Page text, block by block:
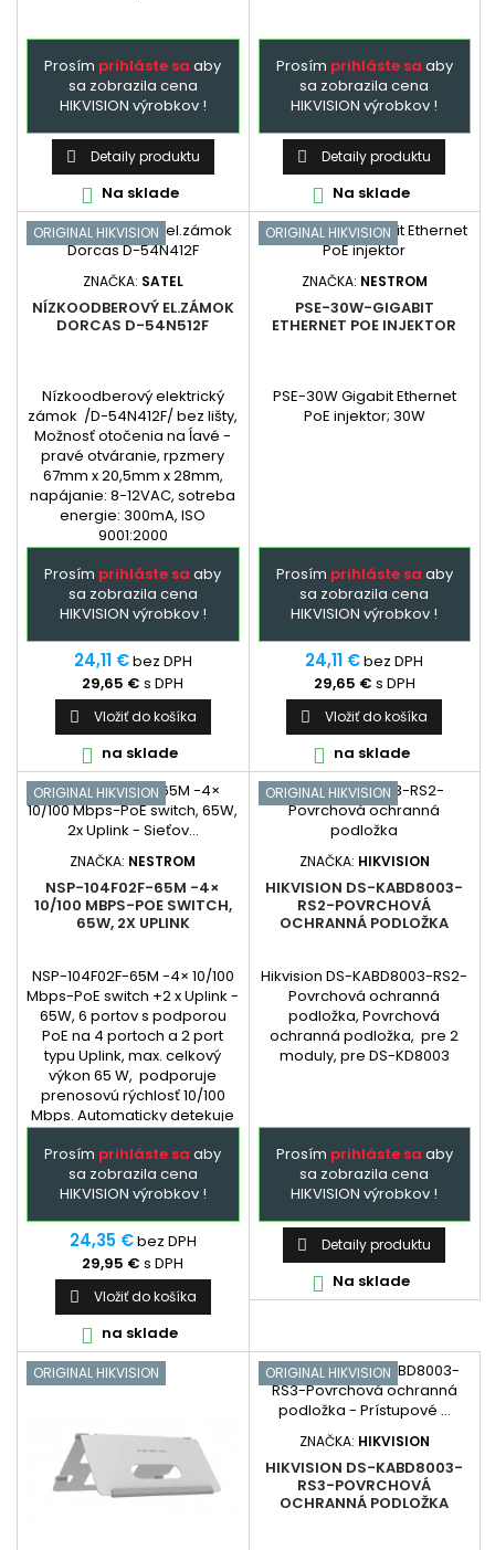
Prosím prihláste sa aby
sa zobrazila cena
HIKVISION výrobkov !
 Detaily produktu
 Na sklade
Prosím prihláste sa aby
sa zobrazila cena
HIKVISION výrobkov !
 Detaily produktu
 Na sklade
ORIGINAL HIKVISION
ZNAČKA: SATEL
NÍZKOODBEROVÝ EL.ZÁMOK
DORCAS D-54N512F
Nízkoodberový elektrický
zámok /D-54N412F/ bez lišty,
Možnosť otočenia na ĺavé -
pravé otváranie, rpzmery
67mm x 20,5mm x 28mm,
napájanie: 8-12VAC, sotreba
energie: 300mA, ISO
9001:2000
Prosím prihláste sa aby
sa zobrazila cena
HIKVISION výrobkov !
24,11 €bez DPH
29,65 € s DPH
 Vložiť do košíka
 na sklade
ORIGINAL HIKVISION
ZNAČKA: NESTROM
PSE-30W-GIGABIT
ETHERNET POE INJEKTOR
PSE-30W Gigabit Ethernet
PoE injektor; 30W
Prosím prihláste sa aby
sa zobrazila cena
HIKVISION výrobkov !
24,11 €bez DPH
29,65 € s DPH
 Vložiť do košíka
 na sklade
ORIGINAL HIKVISION
ZNAČKA: NESTROM
NSP-104F02F-65M -4×
10/100 MBPS-POE SWITCH,
65W, 2X UPLINK
NSP-104F02F-65M -4× 10/100
Mbps-PoE switch +2 x Uplink -
65W, 6 portov s podporou
PoE na 4 portoch a 2 port
typu Uplink, max. celkový
výkon 65 W, podporuje
prenosovú rýchlosť 10/100
Mbps. Automaticky detekuje
podporujúce PoE normu
802.3af / at (max.8,5W / port)
a to na portoch 1 až 4, port
nepodporuje PoE.
Prosím prihláste sa aby
sa zobrazila cena
HIKVISION výrobkov !
24,35 €bez DPH
29,95 € s DPH
 Vložiť do košíka
 na sklade
ORIGINAL HIKVISION
ZNAČKA: HIKVISION
HIKVISION DS-KABD8003-
RS2-POVRCHOVÁ
OCHRANNÁ PODLOŽKA
Hikvision DS-KABD8003-RS2-
Povrchová ochranná
podložka, Povrchová
ochranná podložka, pre 2
moduly, pre DS-KD8003
Prosím prihláste sa aby
sa zobrazila cena
HIKVISION výrobkov !
 Detaily produktu
 Na sklade
ORIGINAL HIKVISION ORIGINAL HIKVISION
ZNAČKA: HIKVISION
HIKVISION DS-KABD8003-
RS3-POVRCHOVÁ
OCHRANNÁ PODLOŽKA